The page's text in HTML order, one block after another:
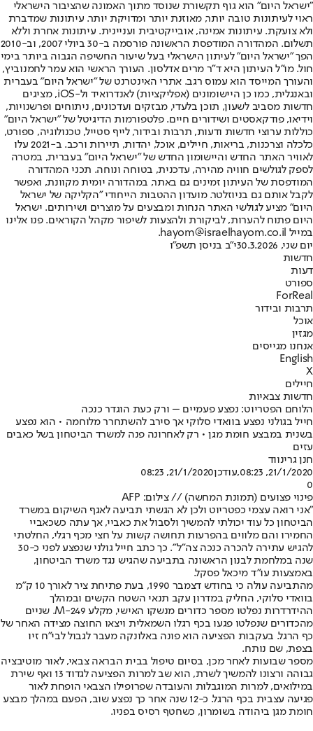
"ישראל היום" הוא גוף תקשורת שנוסד מתוך האמונה שהציבור הישראלי
ראוי לעיתונות טובה יותר, מאוזנת יותר ומדויקת יותר. עיתונות שמדברת
ולא צועקת. עיתונות אמינה, אובייקטיבית ועניינית. עיתונות אחרת וללא
תשלום. המהדורה המודפסת הראשונה פורסמה ב-30 ביולי 2007, וב-2010
הפך "ישראל היום" לעיתון הישראלי בעל שיעור החשיפה הגבוה ביותר בימי
חול. מו"ל העיתון היא ד"ר מרים אדלסון. העורך הראשי הוא עמר לחמנוביץ,
והעורך המייסד הוא עמוס רגב. אתרי האינטרנט של "ישראל היום" בעברית
ובאנגלית, כמו כן היישומונים (אפליקציות) לאנדרואיד ול-iOS, מציגים
חדשות מסביב לשעון, תוכן בלעדי, מבזקים ועדכונים, ניתוחים ופרשנויות,
וידיאו, פודקאסטים ושידורים חיים. פלטפורמות הדיגיטל של "ישראל היום"
כוללות ערוצי חדשות ודעות, תרבות ובידור, לייף סטייל, טכנולוגיה, ספורט,
כלכלה וצרכנות, בריאות, חיילים, אוכל, יהדות, תיירות ורכב. ב-2021 עלו
לאוויר האתר החדש והיישומון החדש של "ישראל היום" בעברית, במטרה
לספק לגולשים חוויה מהירה, עדכנית, בטוחה ונוחה. תכני המהדורה
המודפסת של העיתון זמינים גם באתר, במהדורה יומית מקוונת, ואפשר
לקבל אותם גם בניוזלטר. מועדון ההטבות הייחודי "הקליקה של ישראל
היום" מציע לגולשי האתר הנחות ומבצעים על מוצרים ושירותים. ישראל
היום פתוח להערות, לביקורת ולהצעות לשיפור מקהל הקוראים. פנו אלינו
במייל hayom@israelhayom.co.il.
יום שני, 30.3.2026
י"ב בניסן תשפ"ו
חדשות
דעות
ספורט
ForReal
תרבות ובידור
אוכל
מגזין
אנחנו מגייסים
English
X
חיילים
חדשות צבאיות
הלוחם הפטריוט: נפצע פעמיים – ורק כעת הוגדר כנכה
חייל בגולני נפצע בוואדי סלוקי אך סירב להשתחרר מלוחמה • הוא נפצע
בשנית במבצע חומת מגן • רק לאחרונה פנה למשרד הביטחון בשל כאבים
עזים
חנן גרינווד
21/1/2020, 08:23
,עודכן21/1/2020, 08:23
0
פינוי פצועים (תמונת המחשה) // צילום: AFP
"אני רואה עצמי כפטריוט ולכן לא הגשתי תביעה לאגף השיקום במשרד
הביטחון כל עוד יכולתי להמשיך ולסבול את כאביי, אך עתה כשכאביי
החמירו והם מלווים בהפרעות תחושה קשות על חצי מכף רגלי, החלטתי
להגיש עתירה להכרה כנכה צה"ל". כך כתב חייל גולני שנפצע לפני כ-30
שנה במלחמת לבנון הראשונה בתביעה שהגיש נגד משרד הביטחון,
באמצעות עו"ד מיכאל פסקל.
מהתביעה עולה כי בחודש דצמבר 1990, בעת פתיחת ציר לאורך 10 ק"מ
בוואדי סלוקי, החליק במדרון עקב תנאי השטח הקשים ובמהלך
ההידרדרות נפלטו מספר כדורים מנשקו האישי, מקלע M-249. שניים
מהכדורים שנפלטו פגעו בכף רגלו השמאלית ויצאו החוצה מצידה האחר של
כף הרגל. בעקבות הפציעה הוא פונה באלונקה מעבר לגבול לבי"ח זיו
בצפת, שם נותח.
מספר שבועות לאחר מכן, בסיום טיפול בבית הבראה צבאי, לאור מוטיבציה
גבוהה ורצונו להמשיך לשרת, הוא שב למרות הפציעה לגדוד 13 ואף שירת
במילואים, למרות המוגבלות והעובדה שפרופילו הצבאי הופחת לאור
פגיעה עצבית בכף הרגל. כ-12 שנה אחר כך נפצע שוב, הפעם במהלך מבצע
חומת מגן ביהודה בשומרון, כשחטף רסיס בפניו.